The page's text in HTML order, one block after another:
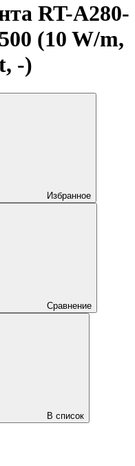
RT-A280-
(10 W/m,
-)
Избранное
Сравнение
В список